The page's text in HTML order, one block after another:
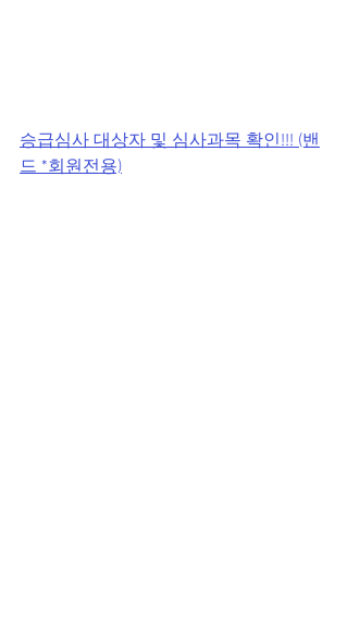
승급심사 대상자 및 심사과목 확인!!! (밴
드 *회원전용)